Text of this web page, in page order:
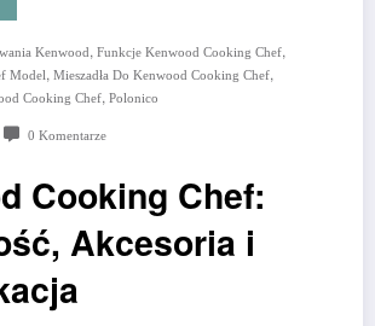
Kenwood , Funkcje Kenwood Cooking Chef,
Model , Mieszadła Do Kenwood Cooking Chef,
Cooking Chef, Polonico
0 Komentarze
Cooking Chef:
Akcesoria i